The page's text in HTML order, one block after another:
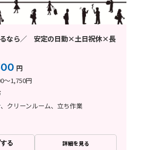
るなら／ 安定の日勤×土日祝休×長
円
～1,750円
クリーンルーム、立ち作業
る 詳細を見る